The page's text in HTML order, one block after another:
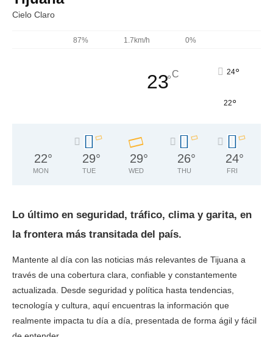
Cielo Claro
87% 1.7km/h 0%
23°C 24°
22°
22°
MON
29°
TUE
29°
WED
26°
THU
24°
FRI
Lo último en seguridad, tráfico, clima y garita, en
la frontera más transitada del país.
Mantente al día con las noticias más relevantes de Tijuana a
través de una cobertura clara, confiable y constantemente
actualizada. Desde seguridad y política hasta tendencias,
tecnología y cultura, aquí encuentras la información que
realmente impacta tu día a día, presentada de forma ágil y fácil